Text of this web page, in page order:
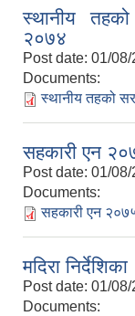
स्थानीय
२०७४
Post date: 01/08/
Documents:
स्थानीय तहको
सहकारी एन
Post date: 01/08/
Documents:
सहकारी एन
मदिरा निर्देशिका
Post date: 01/08/
Documents: